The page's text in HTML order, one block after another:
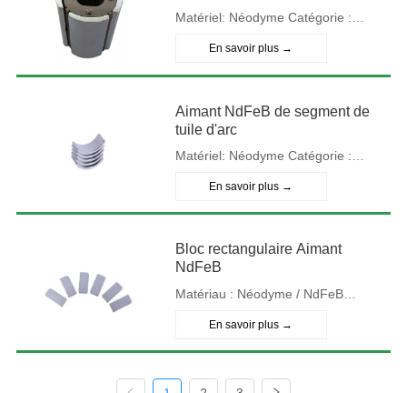
Forme : personnalisé Direction
d'aimantation : axiale ou diamétrale
Matériel: Néodyme Catégorie :
N48SH N50SH Type : Fritté
Placage : revêtement Nicuni
Forme : Segment d'arc Direction
d'aimantation : axiale ou diamétrale
En savoir plus →
Aimant NdFeB de segment de
tuile d'arc
Matériel: Néodyme Catégorie :
N48SH N50SH Type : Fritté
Placage : revêtement Nicuni
Forme : Tuile Direction
d'aimantation : axiale ou diamétrale
En savoir plus →
Bloc rectangulaire Aimant
NdFeB
Matériau : Néodyme / NdFeB
Grade : N35-N52 Placage : Nickel
enduit ou Znic enduit ou époxy noir
(personnalisé) Taille : 60*40*10
En savoir plus →